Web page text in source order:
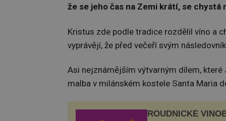
že se jeho čas na Zemi krátí, se chystá
Kristus zde podle tradice rozdělil víno a
vyprávějí, že před večeří svým
Asi nejznámějším výtvarným dílem,
malba v milánském kostele Santa Maria
ROUDNICKÉ